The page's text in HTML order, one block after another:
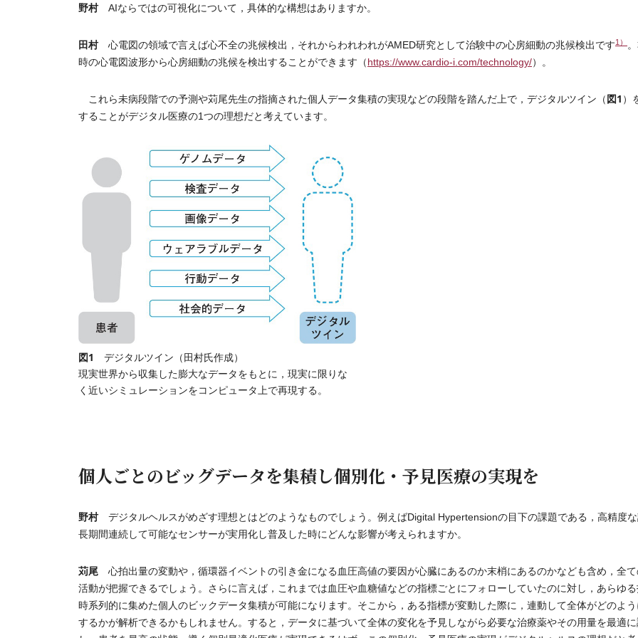
野村AIならではの可視化について，具体的な構想はありますか。
田村心電図の領域で言えば心不全の兆候検出，それからわれわれがAMED研究として治験中の心房細動の兆候検出です1）
時の心電図波形から心房細動の兆候を検出することができます（https://www.cardio-i.com/technology/）。
これら未病段階での予測や苅尾先生の指摘された個人データ集積の実現などの段階を踏んだ上で，デジタルツイン（図1 ）
することがデジタル医療の1つの理想だと考えています。
図1
デジタルツイン（田村氏作成）
現実世界から収集した膨大なデータをもとに，現実に限りな
く近いシミュレーションをコンピュータ上で再現する。
個人ごとのビッグデータを集積し個別化・予見医療の実現を
野村デジタルヘルスがめざす理想とはどのようなものでしょう。例えばDigital Hypertensionの目下の課題である，高精度
長期間連続して可能なセンサーが実用化し普及した時にどんな影響が考えられますか。
苅尾 心拍出量の変動や，循環器イベントの引き金になる血圧高値の要因が心臓にあるのか末梢にあるのかなども含め，全て
活動が把握できるでしょう。さらに言えば，これまでは血圧や血糖値などの指標ごとにフォローしていたのに対し，あらゆ
時系列的に集めた個人のビックデータ集積が可能になります。そこから，ある指標が変動した際に，連動して全体がどのよ
するかが解析できるかもしれません。すると，データに基づいて全体の変化を予見しながら必要な治療薬やその用量を最適